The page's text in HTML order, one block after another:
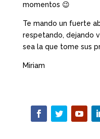
momentos 😉
Te mando un fuerte
respetando, dejando
sea la que tome sus
Miriam